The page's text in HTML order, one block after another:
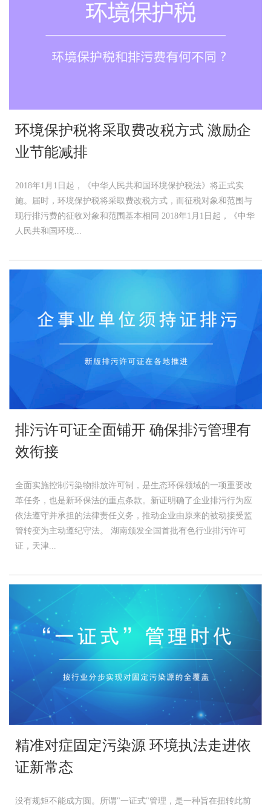
环境保护税将采取费改税方式 激励企
业节能减排
2018年1月1日起，《中华人民共和国环境保护税法》将正式实
施。届时，环境保护税将采取费改税方式，而征税对象和范围与
现行排污费的征收对象和范围基本相同 2018年1月1日起，《中华
人民共和国环境...
排污许可证全面铺开 确保排污管理有
效衔接
全面实施控制污染物排放许可制，是生态环保领域的一项重要改
革任务，也是新环保法的重点条款。新证明确了企业排污行为应
依法遵守并承担的法律责任义务，推动企业由原来的被动接受监
管转变为主动遵纪守法。 湖南颁发全国首批有色行业排污许可
证，天津...
精准对症固定污染源 环境执法走进依
证新常态
没有规矩不能成方圆。所谓"一证式"管理，是一种旨在扭转此前